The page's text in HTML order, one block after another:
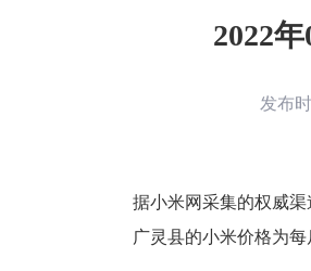
2022
发布
据小米网采集的权威
广灵县的小米价格为每